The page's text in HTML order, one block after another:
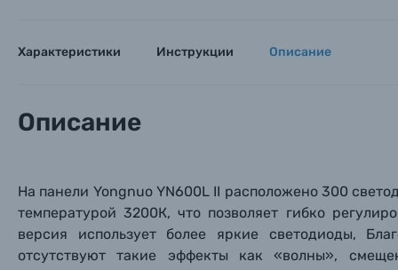
Тема
Тема
Фотокамеры моментальной печати
Вспышки для фотоаппаратов
Аксессуары для фото и видеокамер
Заказ
Характеристики Инструкции Описание
Описание
На панели Yongnuo YN600L II расположено 300
температурой 3200К, что позволяет гибко
версия использует более яркие светодиоды,
отсутствуют такие эффекты как «волны»,
Тема